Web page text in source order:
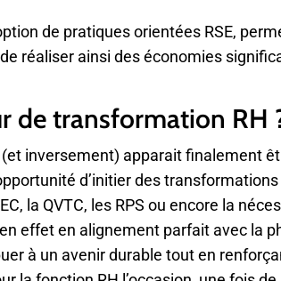
de pratiques orientées RSE,
réaliser ainsi des économies
de transformation RH
inversement) apparait finalement
d’initier des
la QVTC, les RPS ou encore la
effet en alignement parfait avec la
à un avenir durable tout en